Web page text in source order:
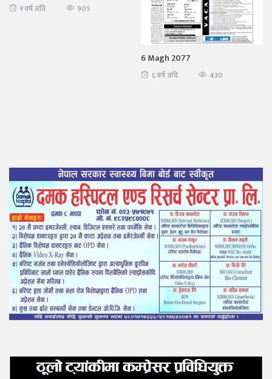
१ वर्ष अघि 905
6 Magh 2077
६ वर्ष अघि 430